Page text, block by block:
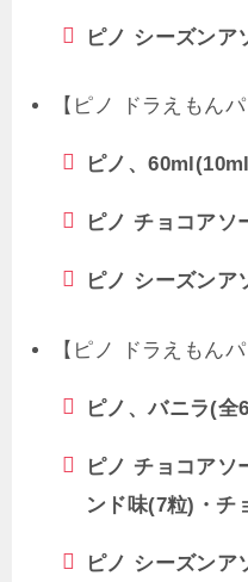
ピノ シーズンア
【ピノ ドラえもん
ピノ、
ピノ チョコア
ピノ シーズンア
【ピノ ドラえもん
ピノ、バニラ(全
ピノ チョコアソ
ンド味(7粒)・チ
ピノ シーズンア